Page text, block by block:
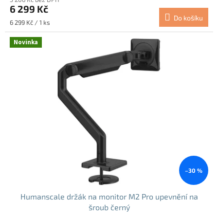
6 299 Kč
Měrná
cena:
6 299 Kč / 1 ks
Do košíku
Novinka
–30 %
Humanscale držák na monitor M2 Pro upevnění na
šroub černý